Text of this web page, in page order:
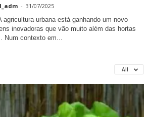
- 31/07/2025
agricultura urbana está ganhando um novo
inovadoras que vão muito além das hortas
Num contexto em...
All